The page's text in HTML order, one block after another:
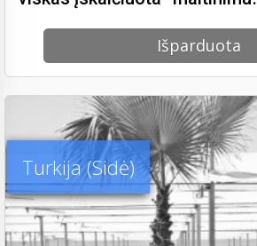
Išparduota
Turkija (Sidė)